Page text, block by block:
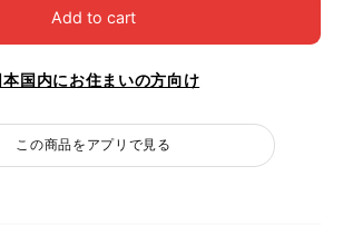
Add to cart
本国内にお住まいの方向け
この商品をアプリで見る